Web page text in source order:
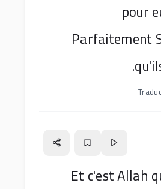
pour
Parfaitement
Et c'est Allah